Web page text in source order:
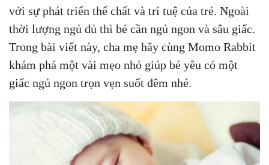
với sự phát triển thể chất và trí tuệ của trẻ. Ngoài
thời lượng ngủ đủ thì bé cần ngủ ngon và sâu giấc.
Trong bài viết này, cha mẹ hãy cùng Momo Rabbit
khám phá một vài mẹo nhỏ giúp bé yêu có một
giấc ngủ ngon trọn vẹn suốt đêm nhé.